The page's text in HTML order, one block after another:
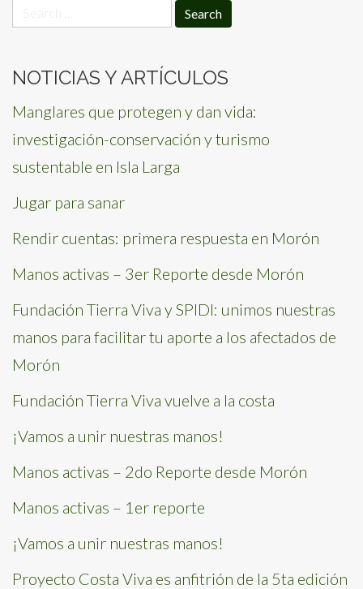
for:
NOTICIAS Y ARTÍCULOS
Manglares que protegen y dan vida:
investigación-conservación y turismo
sustentable en Isla Larga
Jugar para sanar
Rendir cuentas: primera respuesta en Morón
Manos activas – 3er Reporte desde Morón
Fundación Tierra Viva y SPIDI: unimos nuestras
manos para facilitar tu aporte a los afectados de
Morón
Fundación Tierra Viva vuelve a la costa
¡Vamos a unir nuestras manos!
Manos activas – 2do Reporte desde Morón
Manos activas – 1er reporte
¡Vamos a unir nuestras manos!
Proyecto Costa Viva es anfitrión de la 5ta edición